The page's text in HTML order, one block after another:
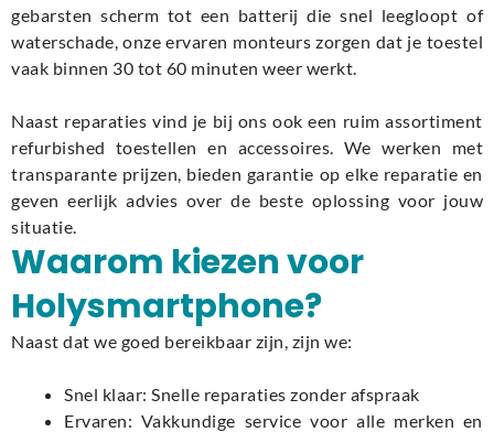
gebarsten scherm tot een batterij die snel leegloopt of
waterschade, onze ervaren monteurs zorgen dat je toestel
vaak binnen 30 tot 60 minuten weer werkt.
Naast reparaties vind je bij ons ook een ruim assortiment
refurbished toestellen en accessoires. We werken met
transparante prijzen, bieden garantie op elke reparatie en
geven eerlijk advies over de beste oplossing voor jouw
situatie.
Waarom kiezen voor
Holysmartphone?
Naast dat we goed bereikbaar zijn, zijn we:
Snel klaar: Snelle reparaties zonder afspraak
Ervaren: Vakkundige service voor alle merken en